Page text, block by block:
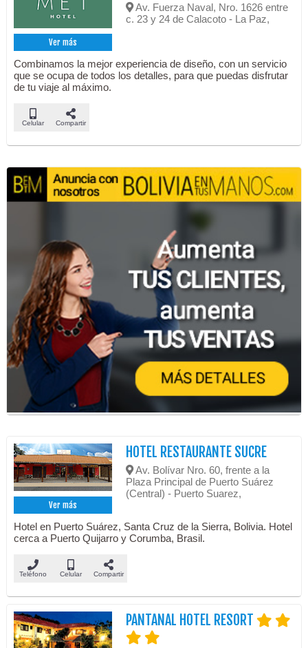
Ver más
Av. Fuerza Naval, Nro. 1626 entre
c. 23 y 24 de Calacoto - La Paz,
Combinamos la mejor experiencia de diseño, con un servicio
que se ocupa de todos los detalles, para que puedas disfrutar
de tu viaje al máximo.
Celular Compartir
Ver más
HOTEL RESTAURANTE SUCRE
Av. Bolívar Nro. 60, frente a la
Plaza Principal de Puerto Suárez
(Central) - Puerto Suarez,
Hotel en Puerto Suárez, Santa Cruz de la Sierra, Bolivia. Hotel
cerca a Puerto Quijarro y Corumba, Brasil.
Teléfono Celular Compartir
PANTANAL HOTEL RESORT